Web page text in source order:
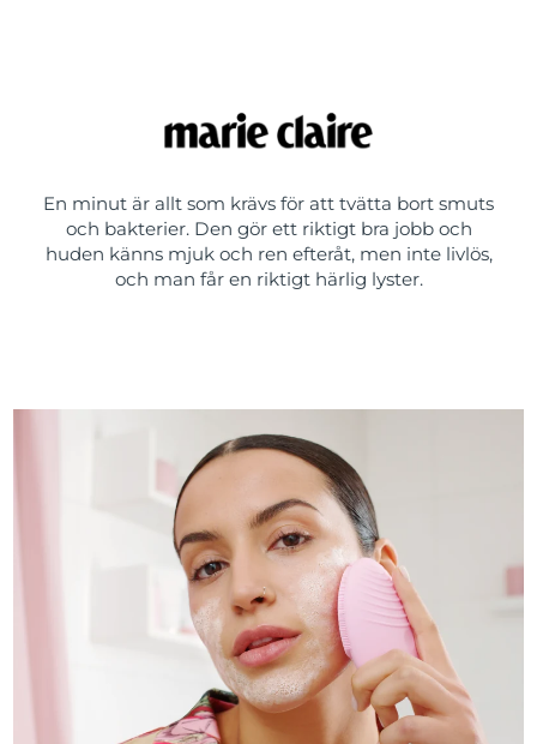
En minut är allt som krävs för att tvätta bort smuts
och bakterier. Den gör ett riktigt bra jobb och
huden känns mjuk och ren efteråt, men inte livlös,
och man får en riktigt härlig lyster.